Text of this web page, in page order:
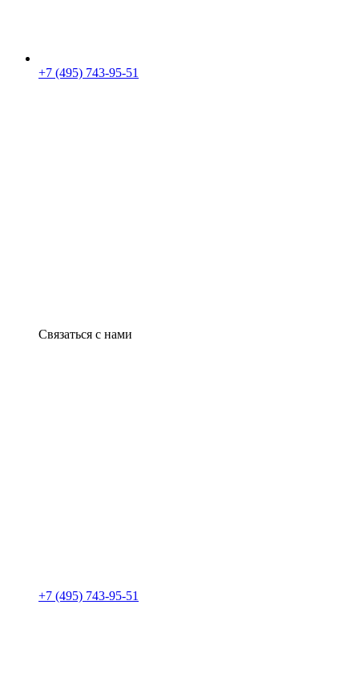
+7 (495) 743-95-51
Связаться с нами
+7 (495) 743-95-51